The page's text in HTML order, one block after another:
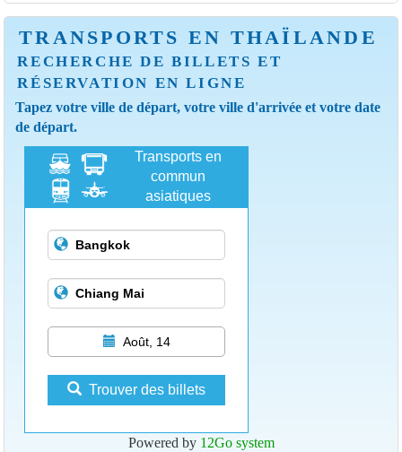
TRANSPORTS EN THAÏLANDE
RECHERCHE DE BILLETS ET
RÉSERVATION EN LIGNE
Tapez votre ville de départ, votre ville d'arrivée et votre date
de départ.
Transports en
commun
asiatiques
Août, 14
Trouver des billets
Powered by 12Go system